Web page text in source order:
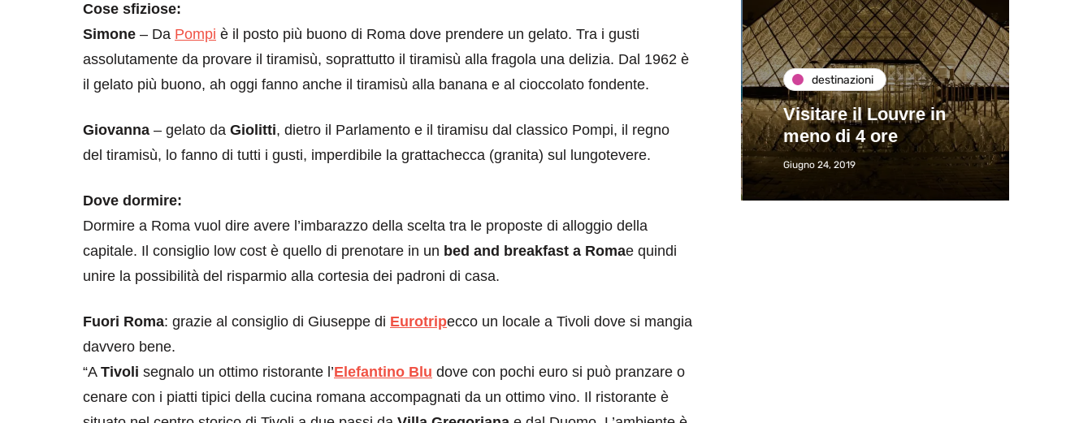
Cose sfiziose:
Simone – Da Pompi è il posto più buono di Roma dove prendere un gelato. Tra i gusti
assolutamente da provare il tiramisù, soprattutto il tiramisù alla fragola una delizia. Dal 1962 è
il gelato più buono, ah oggi fanno anche il tiramisù alla banana e al cioccolato fondente.
Giovanna – gelato da Giolitti, dietro il Parlamento e il tiramisu dal classico Pompi, il regno
del tiramisù, lo fanno di tutti i gusti, imperdibile la grattachecca (granita) sul lungotevere.
Dove dormire:
Dormire a Roma vuol dire avere l’imbarazzo della scelta tra le proposte di alloggio della
capitale. Il consiglio low cost è quello di prenotare in un bed and breakfast a Romae quindi
unire la possibilità del risparmio alla cortesia dei padroni di casa.
Fuori Roma: grazie al consiglio di Giuseppe di Eurotripecco un locale a Tivoli dove si mangia
davvero bene.
“A Tivoli segnalo un ottimo ristorante l’Elefantino Blu dove con pochi euro si può pranzare o
cenare con i piatti tipici della cucina romana accompagnati da un ottimo vino. Il ristorante è
di 4 ore
destinazioni
Immaturi il Viaggio
Giugno 26, 2013
eventi
Rimini e dintorni
Marzo 31, 2026
destinazioni
Visitare il Louvre in
meno di 4 ore
Giugno 24, 2019